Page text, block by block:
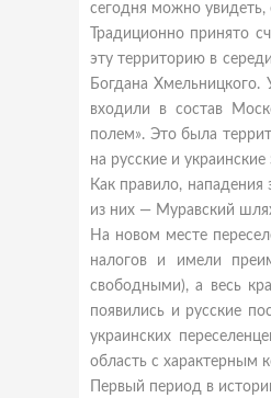
сегодня можно
Традиционно принято
эту территорию в
Богдана Хмельницкого.
входили в состав
полем». Это была
на русские и украинские
Как правило,
из них — Муравский
На новом месте
налогов и имели
свободными), а весь
появились и русские
украинских
область с характерным
Первый период в